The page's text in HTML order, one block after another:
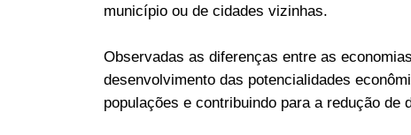
município ou de cidades vizinhas.
Observadas as diferenças entre as
desenvolvimento das potencialidades
populações e contribuindo para a redução de